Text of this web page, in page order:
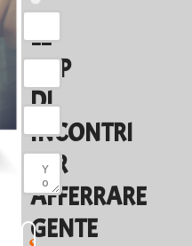
LE
APP
DI
INCONTRI
PER
AFFERRARE
GENTE